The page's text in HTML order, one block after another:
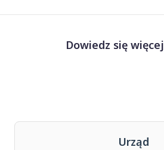
Dowiedz się więcej
Urząd